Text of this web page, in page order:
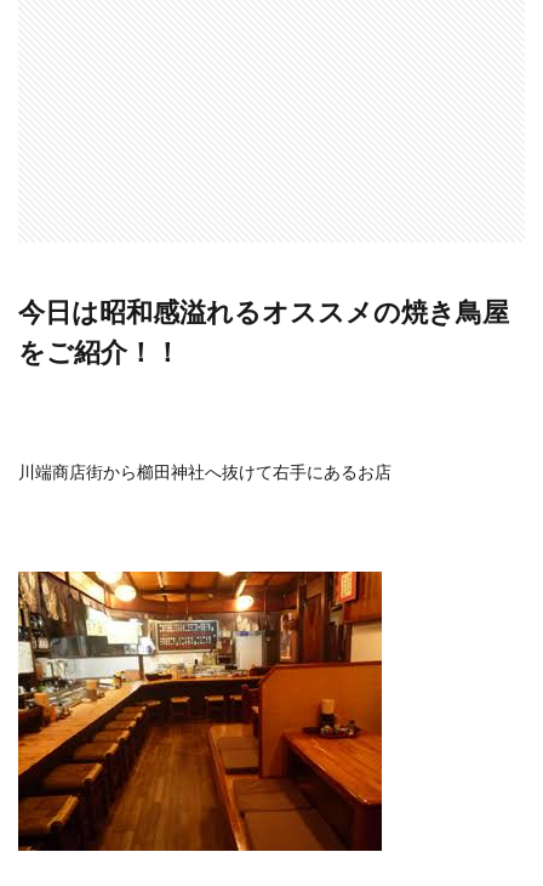
今日は昭和感溢れるオススメの焼き鳥屋
をご紹介！！
川端商店街から櫛田神社へ抜けて右手にあるお店